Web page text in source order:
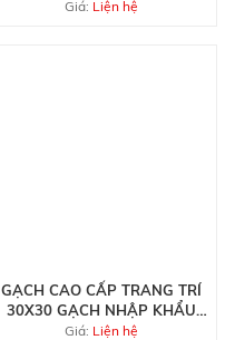
Giá: Liện hệ
GẠCH CAO CẤP TRANG TRÍ
30X30 GẠCH NHẬP KHẨU
NHŨ VÀNG
Giá: Liện hệ